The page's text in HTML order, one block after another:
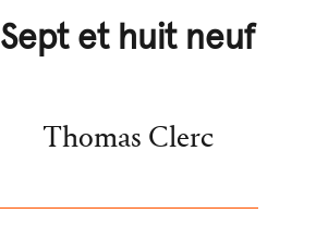
Sept et huit neuf
Thomas Clerc